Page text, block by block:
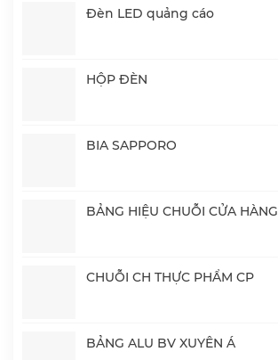
Đèn LED quảng cáo
HỘP ĐÈN
BIA SAPPORO
BẢNG HIỆU CHUỖI CỬA HÀNG
CHUỖI CH THỰC PHẨM CP
BẢNG ALU BV XUYÊN Á